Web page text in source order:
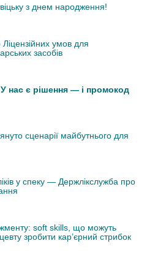
з днем народження!
умов для
засобів
нас є рішення — і промокод
сценарії майбутнього для
у спеку — Держлікслужба про
soft skills, що можуть
зробити кар’єрний стрибок